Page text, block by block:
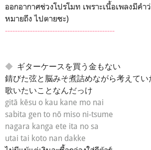
ออกอากาศช่วงโปรโมท เพราะเนื้อเพลงมีคำ
หมายถึง ไปตายซะ)
--------------------------------------------
◆ ギターケースを買う金もない
錆びた弦と脳みそ煮詰めながら考えてい
歌いたいことなんだっけ
gitā kēsu o kau kane mo nai
sabita gen to nō miso ni-tsume
nagara kanga ete ita no sa
utai tai koto nan dakke